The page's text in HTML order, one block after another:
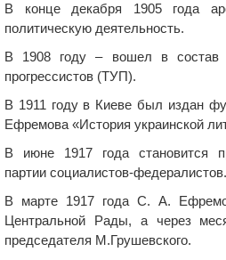
В конце декабря 1905 года
политическую деятельность.
В 1908 году – вошел в состав
прогрессистов (ТУП).
В 1911 году в Киеве был издан
Ефремова «История украинской
В июне 1917 года становится
партии социалистов-федералистов.
В марте 1917 года С. А.
Центральной Рады, а через
председателя М.Грушевского.